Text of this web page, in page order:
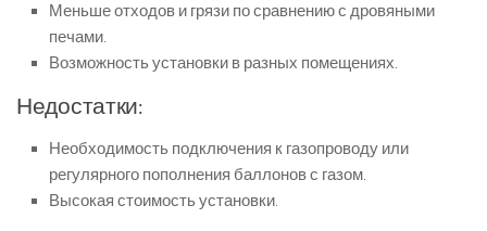
Меньше отходов и грязи по сравнению с дровяными
печами.
Возможность установки в разных помещениях.
Недостатки:
Необходимость подключения к газопроводу или
регулярного пополнения баллонов с газом.
Высокая стоимость установки.